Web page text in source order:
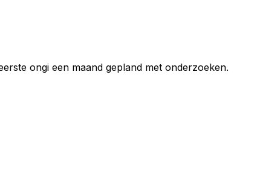
ongi een maand gepland met onderzoeken.